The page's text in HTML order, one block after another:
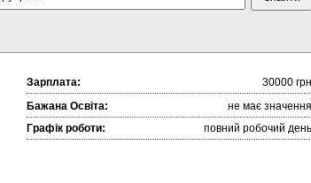
Зарплата:
30000 грн
Бажана Освіта:
не має значення
Графік роботи: повний робочий день